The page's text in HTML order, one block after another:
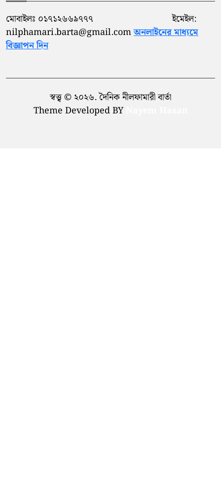
মোবাইলঃ ০১৭১২৬৬৯৭৭৭ ইমেইল:
nilphamari.barta@gmail.comঅনলাইনের মাধ্যমে
বিজ্ঞাপন দিন
স্বত্ত্ব © ২০২৬. দৈনিক নীলফামারী বার্তা
Theme Developed BY